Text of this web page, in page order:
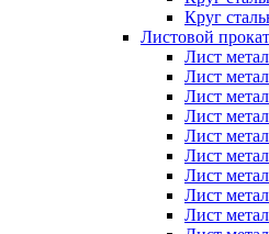
Круг
Листовой прокат
Лист
Лист
Лист
Лист
Лист
Лист
Лист
Лист
Лист